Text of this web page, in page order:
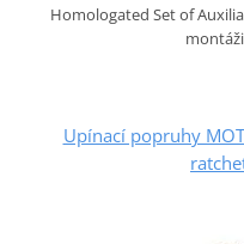
Homologated Set of
Upínací popruhy